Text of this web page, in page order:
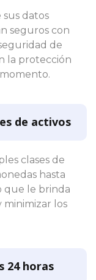
datos
seguros con
de
la protección
de activos
clases de
hasta
que le brinda
minimizar los
24 horas